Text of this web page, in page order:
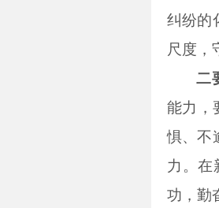
纠纷的
尺度，
二
能力，
惧、不
力。在
功，勤